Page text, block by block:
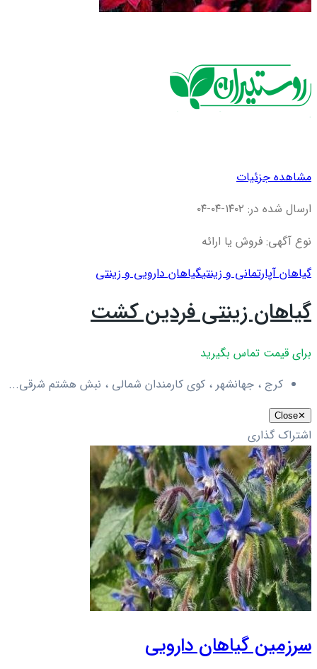
مشاهده جزئیات
ارسال شده در: ۱۴۰۲-۰۴-۰۴
نوع آگهی: فروش یا ارائه
گیاهان آپارتمانی و زینتیگیاهان دارویی و زینتی
گیاهان زینتی فردین کشت
برای قیمت تماس بگیرید
کرج ، جهانشهر ، کوی کارمندان شمالی ، نبش هشتم شرقی...
✕
Close
اشتراک گذاری
سرزمین گیاهان دارویی